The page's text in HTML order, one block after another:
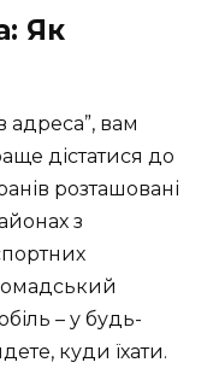
Як
адреса”, вам
дістатися до
розташовані
з
– у будь-
куди їхати.